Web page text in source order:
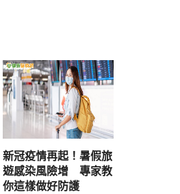
新冠疫情再起！暑假旅
遊感染風險增 專家教
你這樣做好防護